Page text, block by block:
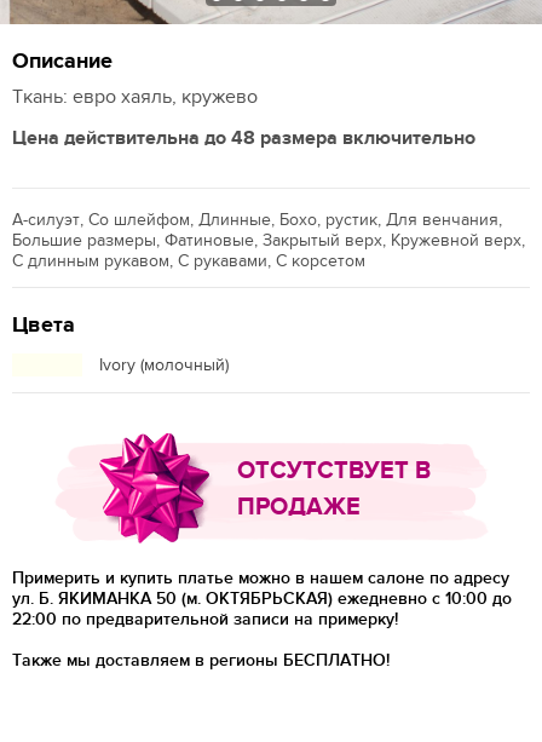
Описание
Ткань: евро хаяль, кружево
Цена действительна до 48 размера включительно
А-силуэт, Со шлейфом, Длинные, Бохо, рустик, Для венчания,
Большие размеры, Фатиновые, Закрытый верх, Кружевной верх,
С длинным рукавом, С рукавами, С корсетом
Цвета
Ivory (молочный)
ОТСУТСТВУЕТ В
ПРОДАЖЕ
Примерить и купить платье можно в нашем салоне по адресу
ул. Б. ЯКИМАНКА 50 (м. ОКТЯБРЬСКАЯ) ежедневно с 10:00 до
22:00 по предварительной записи на примерку!
Также мы доставляем в регионы БЕСПЛАТНО!